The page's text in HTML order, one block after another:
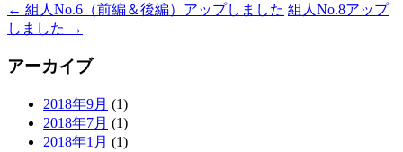
投
稿
ナ
← 組人No.6（前編＆後編）アップしました 組人No.8アップ
しました →
アーカイブ
2018年9月 (1)
2018年7月 (1)
2018年1月 (1)